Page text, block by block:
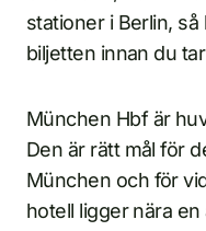
stationer i Berlin,
biljetten innan du
München Hbf är
Den är rätt mål för
München och för
hotell ligger nära